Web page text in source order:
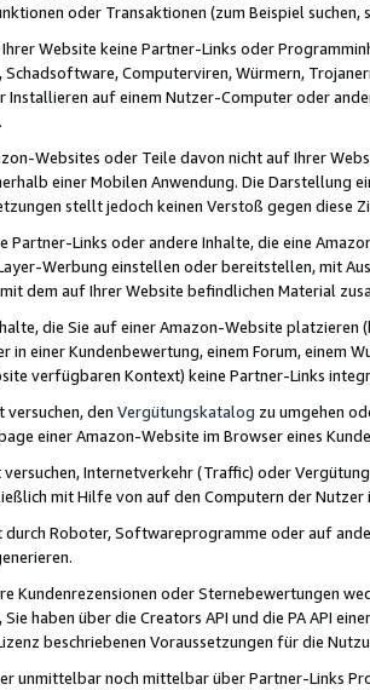
oder Transaktionen (zum Beispiel
Website keine Partner-Links oder
Computerviren, Würmern,
Installieren auf einem Nutzer-Computer oder
Websites oder Teile davon nicht auf Ihrer
einer Mobilen Anwendung. Die Darstellung
stellt jedoch keinen Verstoß gegen diese
Partner-Links oder andere Inhalte, die eine
Werbung einstellen oder bereitstellen, mit
dem auf Ihrer Website befindlichen Material
die Sie auf einer Amazon-Website
in einer Kundenbewertung, einem Forum, einem
verfügbaren Kontext) keine Partner-Links
versuchen, den Vergütungskatalog zu umgehen
einer Amazon-Website im Browser eines
versuchen, Internetverkehr (Traffic) oder
mit Hilfe von auf den Computern der
durch Roboter, Softwareprogramme oder auf
Kundenrezensionen oder Sternebewertungen
Sie haben über die Creators API und die PA API
beschriebenen Voraussetzungen für die
unmittelbar noch mittelbar über Partner-Links